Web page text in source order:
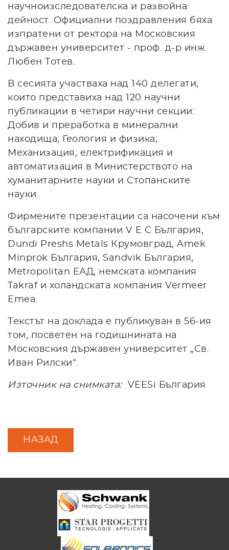
научноизследователска и развойна
дейност. Официални поздравления бяха
изпратени от ректора на Московския
държавен университет - проф. д-р инж.
Любен Тотев.
В сесията участваха над 140 делегати,
които представиха над 120 научни
публикации в четири научни секции:
Добив и преработка в минерални
находища; Геология и физика;
Механизация, електрификация и
автоматизация в Министерството на
хуманитарните науки и Стопанските
науки.
Фирмените презентации са насочени към
българските компании V E C България,
Dundi Preshs Metals Крумовград, Amek
Minprok България, Sandvik България,
Metropolitan ЕАД, немската компания
Takraf и холандската компания Vermeer
Emea.
Текстът на доклада е публикуван в 56-ия
том, посветен на годишнината на
Московския държавен университет „Св.
Иван Рилски“.
Източник на снимката:VEESi България
НАЗАД